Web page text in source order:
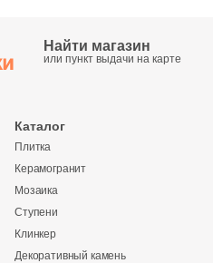
Найти магазин
или пункт выдачи на карте
Каталог
Плитка
Керамогранит
Мозаика
Ступени
Клинкер
Декоративный камень